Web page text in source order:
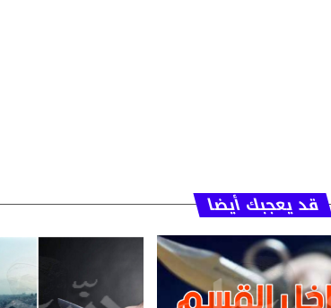
قد يعجبك أيضا